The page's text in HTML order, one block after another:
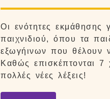
Οι ενότητες εκμάθησης
παιχνιδιού, όπου τα
εξωγήινων που θέλουν
Καθώς επισκέπτονται 7
πολλές νέες λέξεις!